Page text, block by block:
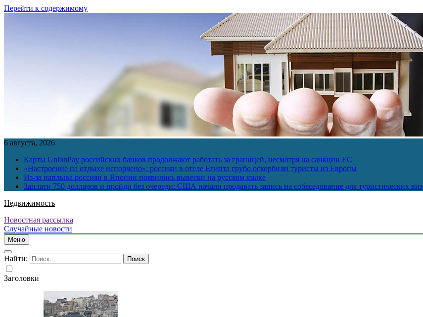
Перейти к содержимому
6 августа, 2026
Карты UnionPay российских банков продолжают работать за границей, несмотря на санкции ЕС
«Настроение на отдыхе испорчено»: россиян в отеле Египта грубо оскорбили туристы из Европы
Из-за наплыва россиян в Японии появились вывески на русском языке
Заплати 750 долларов и пройди без очереди: США начали продавать запись на собеседование для туристических виз
Недвижимость
Новостная рассылка
Случайные новости
Меню
Найти:
Заголовки